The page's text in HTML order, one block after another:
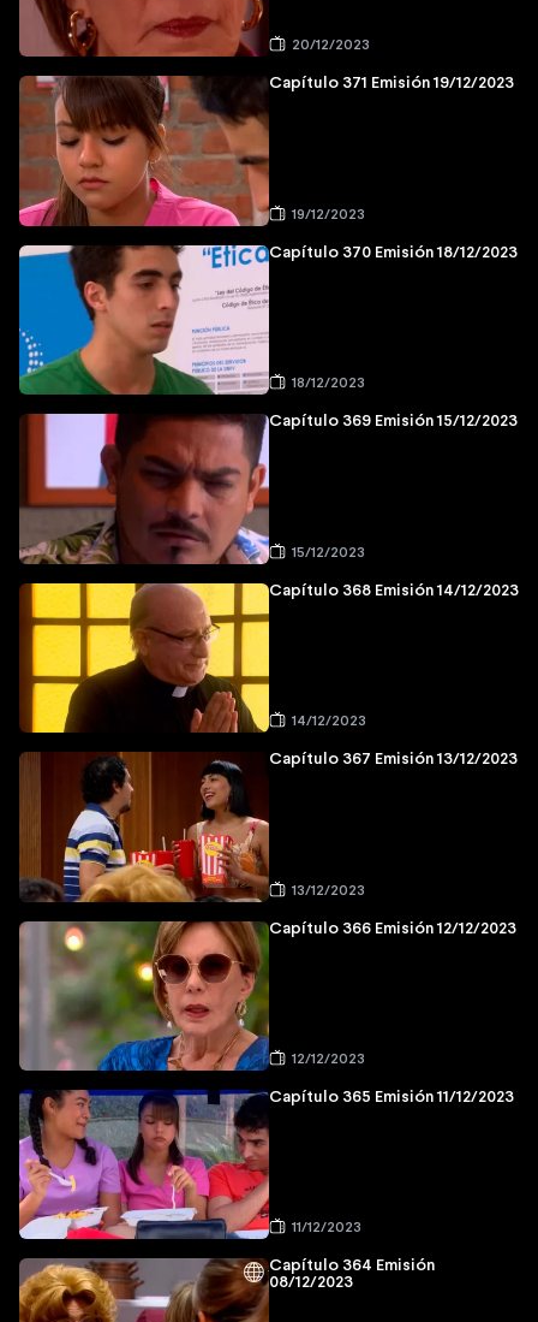
20/12/2023
Capítulo 371 Emisión 19/12/2023
19/12/2023
Capítulo 370 Emisión 18/12/2023
18/12/2023
Capítulo 369 Emisión 15/12/2023
15/12/2023
Capítulo 368 Emisión 14/12/2023
14/12/2023
Capítulo 367 Emisión 13/12/2023
13/12/2023
Capítulo 366 Emisión 12/12/2023
12/12/2023
Capítulo 365 Emisión 11/12/2023
11/12/2023
Capítulo 364 Emisión
08/12/2023